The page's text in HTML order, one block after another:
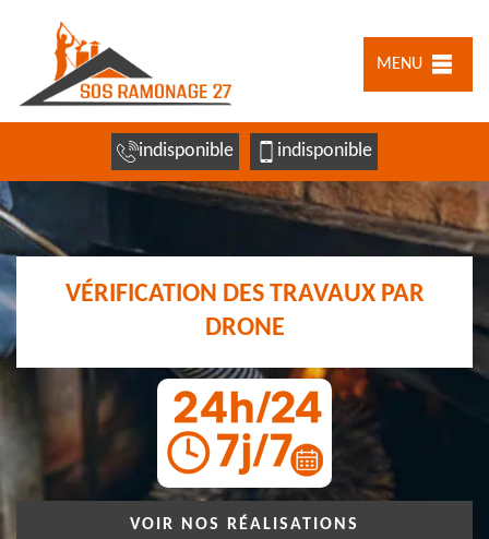
MENU
indisponible indisponible
VÉRIFICATION DES TRAVAUX PAR
DRONE
VOIR NOS RÉALISATIONS